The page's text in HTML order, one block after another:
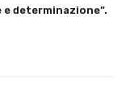
determinazione”.